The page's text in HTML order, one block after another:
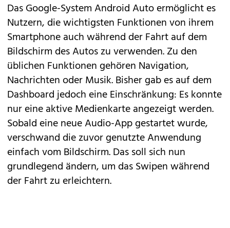
Das Google-System Android Auto ermöglicht es
Nutzern, die wichtigsten Funktionen von ihrem
Smartphone auch während der Fahrt auf dem
Bildschirm des Autos zu verwenden. Zu den
üblichen Funktionen gehören Navigation,
Nachrichten oder Musik. Bisher gab es auf dem
Dashboard jedoch eine Einschränkung: Es konnte
nur eine aktive Medienkarte angezeigt werden.
Sobald eine neue Audio-App gestartet wurde,
verschwand die zuvor genutzte Anwendung
einfach vom Bildschirm. Das soll sich nun
grundlegend ändern, um das Swipen während
der Fahrt zu erleichtern.